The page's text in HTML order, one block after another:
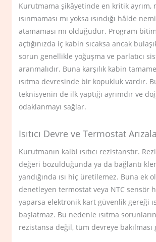
Kurutmama şikâyetinde en kritik ayrım,
ısınmaması mı yoksa ısındığı hâlde
atamaması mı olduğudur. Program
açtığınızda iç kabin sıcaksa ancak
sorun genellikle yoğuşma ve parlatıcı
aranmalıdır. Buna karşılık kabin
ısıtma devresinde bir kopukluk vardır.
teknisyenin de ilk yaptığı ayrımdır ve
odaklanmayı sağlar.
Isıtıcı Devre ve Termostat
Kurutmanın kalbi ısıtıcı rezistanstır.
değeri bozulduğunda ya da bağlantı
yandığında ısı hiç üretilemez. Buna ek
denetleyen termostat veya NTC sensör
yaparsa elektronik kart güvenlik gereği
başlatmaz. Bu nedenle ısıtma
rezistansa değil, tüm devreye bakılması